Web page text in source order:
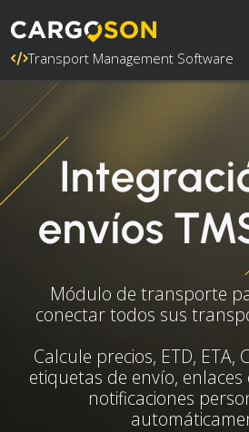
Transport Management Software
envíos
Módulo de transporte
conectar todos sus
Calcule precios, ETD, ETA,
etiquetas de envío,
notificaciones